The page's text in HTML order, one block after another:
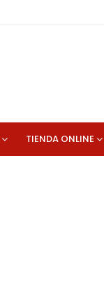
TIENDA ONLINE